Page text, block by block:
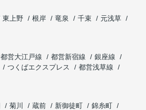
東上野 根岸 竜泉 千束
元浅草
都営大江戸線 都営新宿線
銀座線
つくばエクスプレス
都営浅草線
菊川 蔵前 新御徒町
錦糸町